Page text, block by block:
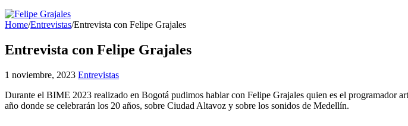
Home/Entrevistas/Entrevista con Felipe Grajales
Entrevista con Felipe Grajales
1 noviembre, 2023 Entrevistas
Durante el BIME 2023 realizado en Bogotá pudimos hablar con Felipe Grajales quien es el programador
año donde se celebrarán los 20 años, sobre Ciudad Altavoz y sobre los sonidos de Medellín.